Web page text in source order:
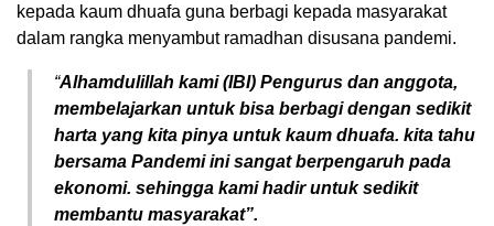
kepada kaum dhuafa guna berbagi kepada masyarakat
dalam rangka menyambut ramadhan disusana pandemi.
“Alhamdulillah kami (IBI) Pengurus dan anggota,
membelajarkan untuk bisa berbagi dengan sedikit
harta yang kita pinya untuk kaum dhuafa. kita tahu
bersama Pandemi ini sangat berpengaruh pada
ekonomi. sehingga kami hadir untuk sedikit
membantu masyarakat”.